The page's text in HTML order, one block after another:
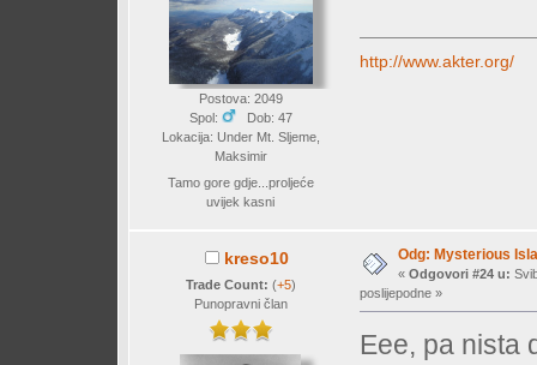
Postova: 2049
Spol:
Dob: 47
Lokacija: Under Mt. Sljeme,
Maksimir
Tamo gore gdje...proljeće
uvijek kasni
http://www.akter.org/
kreso10
Trade Count: (+5)
Punopravni član
Odg: Mysterious
« Odgovori #24 u:
poslijepodne »
Eee, pa nista